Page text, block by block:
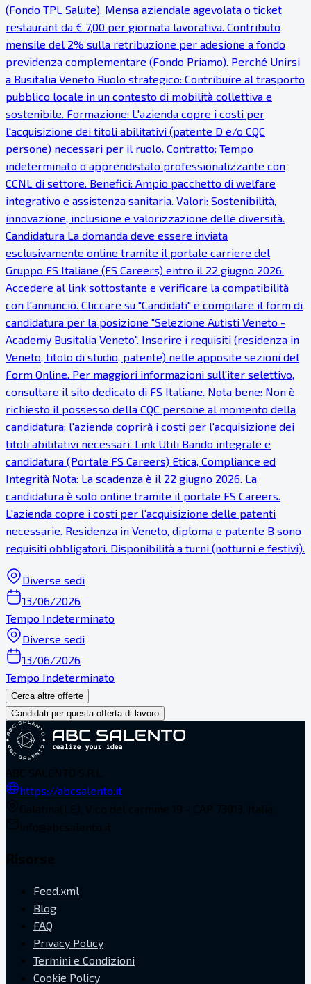
(Fondo TPL Salute). Mensa aziendale agevolata o ticket
restaurant da € 7,00 per giornata lavorativa. Contributo
mensile del 2% sulla retribuzione per adesione a fondo
previdenza complementare (Fondo Priamo). Perché Unirsi
a Busitalia Veneto Ruolo strategico: Contribuire al trasporto
pubblico locale in un contesto di mobilità collettiva e
sostenibile. Formazione: L'azienda copre i costi per
l'acquisizione dei titoli abilitativi (patente D e/o CQC
persone) necessari per il ruolo. Contratto: Tempo
indeterminato o apprendistato professionalizzante con
CCNL di settore. Benefici: Ampio pacchetto di welfare
integrativo e assistenza sanitaria. Valori: Sostenibilità,
innovazione, inclusione e valorizzazione delle diversità.
Candidatura La domanda deve essere inviata
esclusivamente online tramite il portale carriere del
Gruppo FS Italiane (FS Careers) entro il 22 giugno 2026.
Accedere al link sottostante e verificare la compatibilità
con l'annuncio. Cliccare su "Candidati" e compilare il form di
candidatura per la posizione "Selezione Autisti Veneto -
Academy Busitalia Veneto". Inserire i requisiti (residenza in
Veneto, titolo di studio, patente) nelle apposite sezioni del
Form Online. Per maggiori informazioni sull'iter selettivo,
consultare il sito dedicato di FS Italiane. Nota bene: Non è
richiesto il possesso della CQC persone al momento della
candidatura; l'azienda coprirà i costi per l'acquisizione dei
titoli abilitativi necessari. Link Utili Bando integrale e
candidatura (Portale FS Careers) Etica, Compliance ed
Integrità Nota: La scadenza è il 22 giugno 2026. La
candidatura è solo online tramite il portale FS Careers.
L'azienda copre i costi per l'acquisizione delle patenti
necessarie. Residenza in Veneto, diploma e patente B sono
requisiti obbligatori. Disponibilità a turni (notturni e festivi).
Diverse sedi
13/06/2026
Tempo Indeterminato
Diverse sedi
13/06/2026
Tempo Indeterminato
Cerca altre offerte
Candidati per questa offerta di lavoro
https://abcsalento.it
Feed.xml
Blog
FAQ
Privacy Policy
Termini e Condizioni
Cookie Policy